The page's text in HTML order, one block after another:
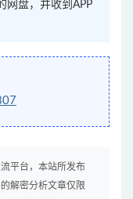
网盘，并收到APP
平台，本站所发布
解密分析文章仅限